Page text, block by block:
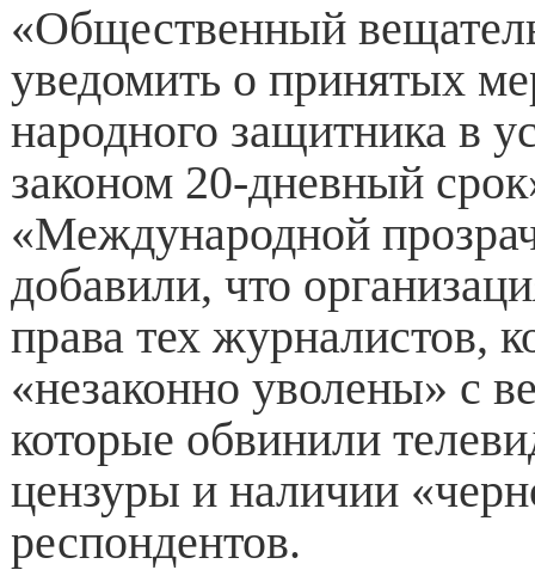
«Общественный
уведомить о принятых
народного защитника в
законом 20-дневный
«Международной
добавили, что
права тех журналистов,
«незаконно уволены» с
которые обвинили
цензуры и наличии
респондентов.